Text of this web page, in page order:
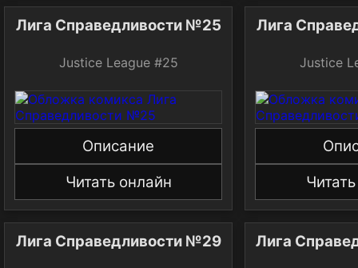
Лига Справедливости №25
Justice League #25
Описание
Читать онлайн
Лига
Justice
Лига Справедливости №29 Лига